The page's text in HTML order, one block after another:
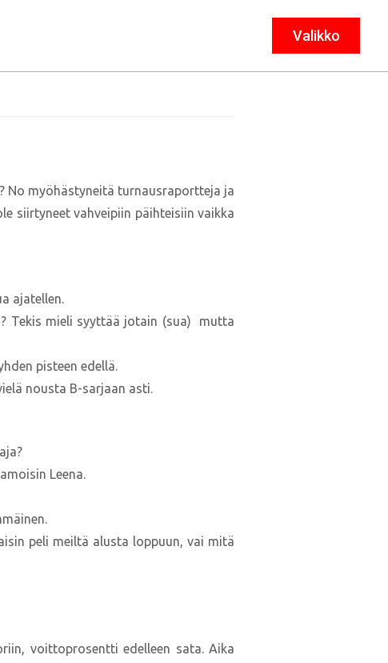
Valikko
Sulje
No myöhästyneitä turnausraportteja ja
siirtyneet vahveipiin päihteisiin vaikka
ajatellen.
Tekis mieli syyttää jotain (sua) mutta
pisteen edellä.
nousta B-sarjaan asti.
Leena.
peli meiltä alusta loppuun, vai mitä
voittoprosentti edelleen sata. Aika